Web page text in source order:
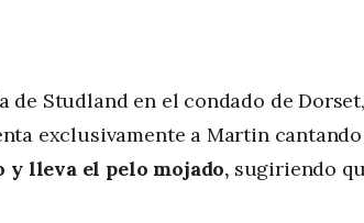
Studland en el condado de Dorset,
exclusivamente a Martin cantando
y lleva el pelo mojado,sugiriendo